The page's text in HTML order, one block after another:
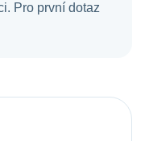
Pro první dotaz